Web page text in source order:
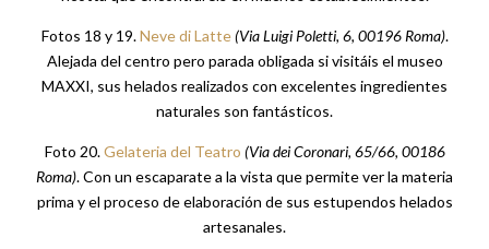
Fotos 18 y 19.Neve di Latte (Via Luigi Poletti, 6, 00196 Roma).
Alejada del centro pero parada obligada si visitáis el museo
MAXXI, sus helados realizados con excelentes ingredientes
naturales son fantásticos.
Foto 20.Gelateria del Teatro (Via dei Coronari, 65/66, 00186
Roma). Con un escaparate a la vista que permite ver la materia
prima y el proceso de elaboración de sus estupendos helados
artesanales.